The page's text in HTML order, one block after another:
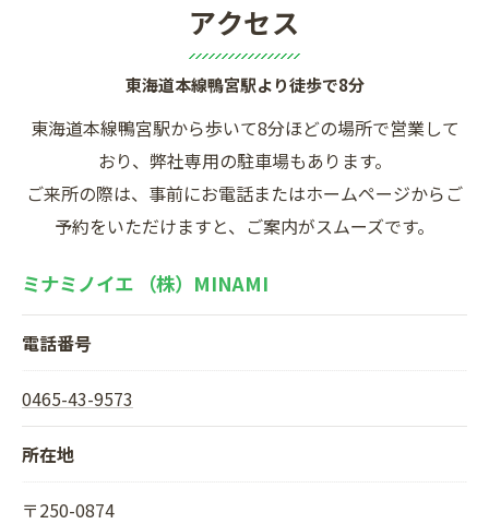
東海道本線鴨宮駅より徒歩で8分
アクセス
東海道本線鴨宮駅から歩いて8分ほどの場所で営業して
おり、弊社専用の駐車場もあります。
ご来所の際は、事前にお電話またはホームページからご
予約をいただけますと、ご案内がスムーズです。
ミナミノイエ （株）MINAMI
電話番号
0465-43-9573
所在地
〒250-0874